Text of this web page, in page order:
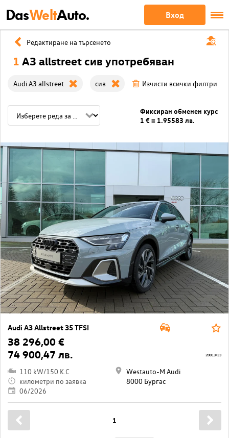
DasWeltAuto. Вход
Редактиране на търсенето
1 A3 allstreet сив употребяван
Audi A3 allstreet сив Изчисти всички филтри
Фиксиран обменен курс
1 € = 1.95583 лв.
Audi A3 Allstreet 35 TFSI
38 296,00 €
74 900,47 лв.
110 kW/150 K.C
километри по заявка
06/2026
Westauto-M Audi
8000 Бургас
20013/23
1